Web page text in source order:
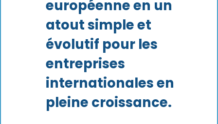
européenne en un
atout simple et
évolutif pour les
entreprises
internationales en
pleine croissance.